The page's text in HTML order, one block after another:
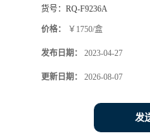
货号： RQ-F9236A
价格： ￥1750/盒
发布日期： 2023-04-27
更新日期： 2026-08-07
发